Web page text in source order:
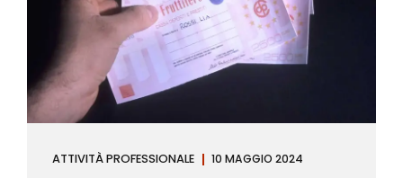
ATTIVITÀ PROFESSIONALE 10 MAGGIO 2024